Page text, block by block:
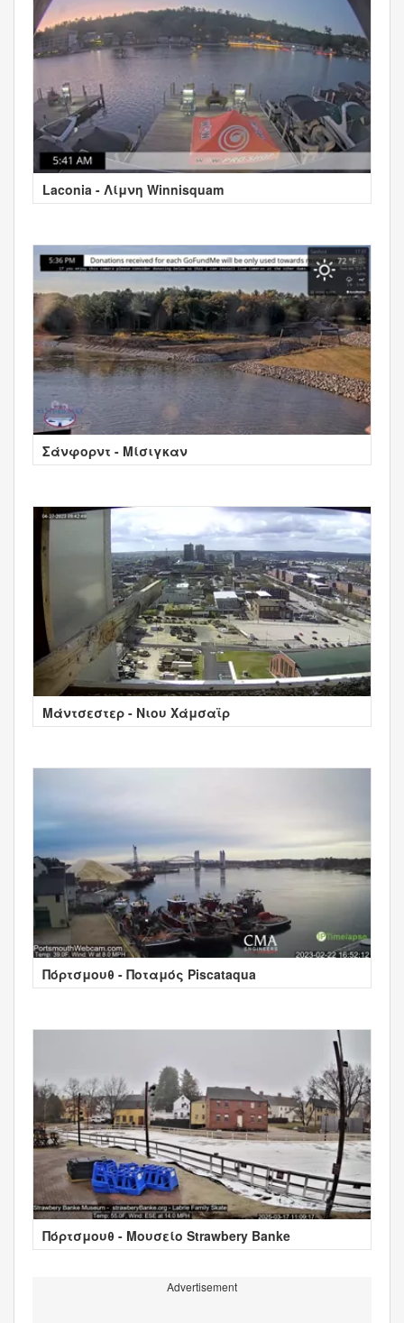
Laconia - Λίμνη Winnisquam
Σάνφορντ - Μίσιγκαν
Μάντσεστερ - Νιου Χάμσαϊρ
Πόρτσμουθ - Ποταμός Piscataqua
Πόρτσμουθ - Μουσείο Strawbery Banke
Advertisement